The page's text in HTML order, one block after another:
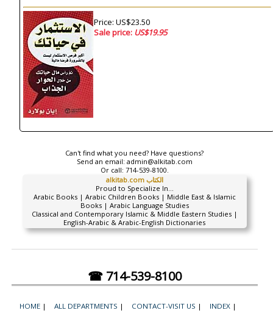
Price: US$23.50
Sale price: US$19.95
Can't find what you need? Have questions?
Send an email: admin@alkitab.com
Or call: 714-539-8100.
alkitab.com الكتاب
Proud to Specialize In...
Arabic Books | Arabic Children Books | Middle East & Islamic
Books | Arabic Language Studies
Classical and Contemporary Islamic & Middle Eastern Studies |
English-Arabic & Arabic-English Dictionaries
☎ 714-539-8100
HOME | ALL DEPARTMENTS | CONTACT-VISIT US | INDEX |